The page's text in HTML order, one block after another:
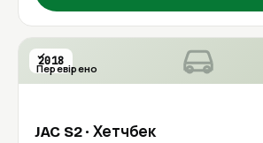
2018
Перевірено
JAC S2· Хетчбек